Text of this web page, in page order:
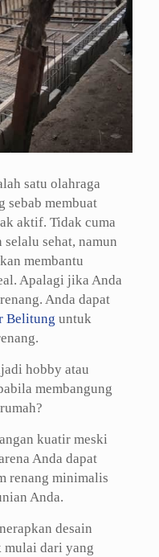
satu olahraga
sebab membuat
aktif. Tidak cuma
sehat, namun
membantu
Apalagi jika Anda
Anda dapat
Belitung untuk
hobby atau
membangung
kuatir meski
Anda dapat
renang minimalis
Anda.
desain
mulai dari yang